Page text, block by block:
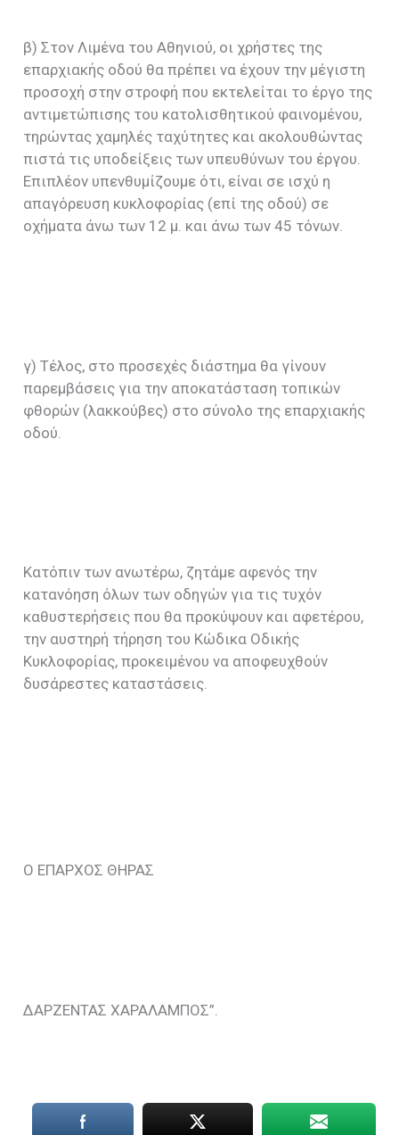
β) Στον Λιμένα του Αθηνιού, οι χρήστες της
επαρχιακής οδού θα πρέπει να έχουν την μέγιστη
προσοχή στην στροφή που εκτελείται το έργο της
αντιμετώπισης του κατολισθητικού φαινομένου,
τηρώντας χαμηλές ταχύτητες και ακολουθώντας
πιστά τις υποδείξεις των υπευθύνων του έργου.
Επιπλέον υπενθυμίζουμε ότι, είναι σε ισχύ η
απαγόρευση κυκλοφορίας (επί της οδού) σε
οχήματα άνω των 12 μ. και άνω των 45 τόνων.
γ) Τέλος, στο προσεχές διάστημα θα γίνουν
παρεμβάσεις για την αποκατάσταση τοπικών
φθορών (λακκούβες) στο σύνολο της επαρχιακής
οδού.
Κατόπιν των ανωτέρω, ζητάμε αφενός την
κατανόηση όλων των οδηγών για τις τυχόν
καθυστερήσεις που θα προκύψουν και αφετέρου,
την αυστηρή τήρηση του Κώδικα Οδικής
Κυκλοφορίας, προκειμένου να αποφευχθούν
δυσάρεστες καταστάσεις.
Ο ΕΠΑΡΧΟΣ ΘΗΡΑΣ
ΔΑΡΖΕΝΤΑΣ ΧΑΡΑΛΑΜΠΟΣ”.